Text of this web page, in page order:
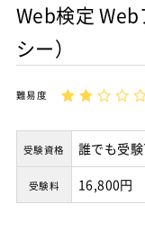
Web検定
シー）
難易度
受験資格 誰でも受
受験料 16,800円